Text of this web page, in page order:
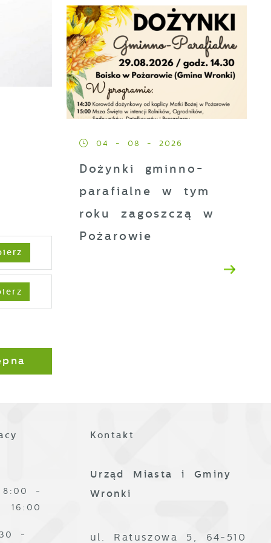
04 - 08 - 2026
Dożynki gminno-
parafialne w tym
roku zagoszczą w
Pożarowie
8:00 -
16:00
-
Kontakt
Urząd Miasta i Gminy
Wronki
ul. Ratuszowa 5, 64-510